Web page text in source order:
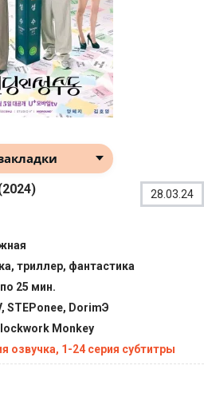
28.03.24
триллер, фантастика
25 мин.
STEPonee, DorimЭ
Monkey
озвучка, 1-24 серия субтитры